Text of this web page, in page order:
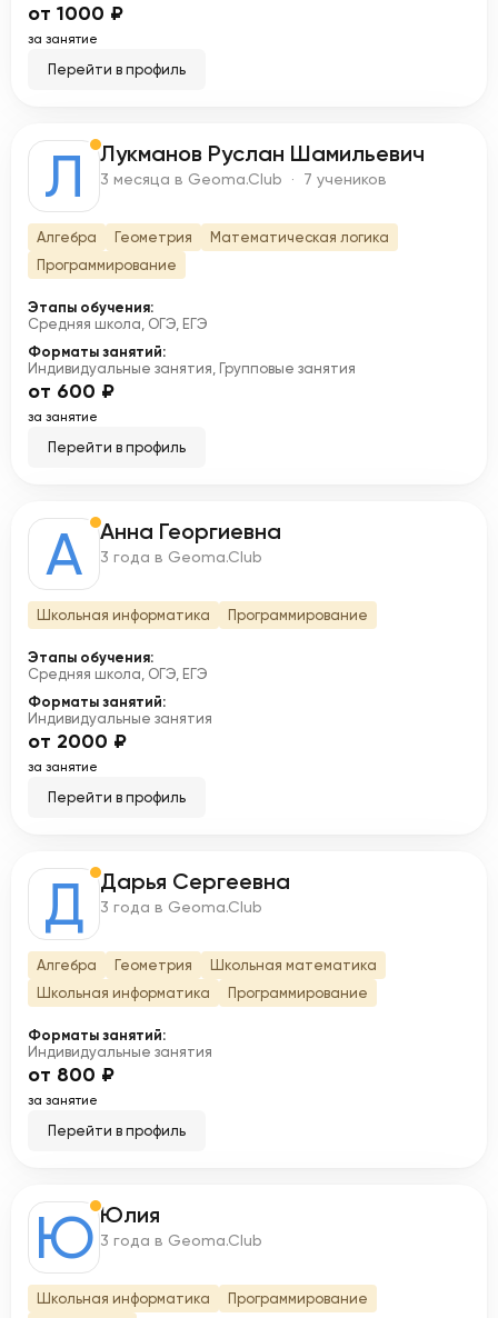
от 1000 ₽
за занятие
Перейти в профиль
Л Лукманов Руслан Шамильевич
3 месяца в Geoma.Club · 7 учеников
Алгебра Геометрия
Математическая логика
Программирование
Этапы обучения:
Средняя школа, ОГЭ, ЕГЭ
Форматы занятий:
Индивидуальные занятия, Групповые занятия
от 600 ₽
за занятие
Перейти в профиль
А Анна Георгиевна
3 года в Geoma.Club
Школьная информатика Программирование
Этапы обучения:
Средняя школа, ОГЭ, ЕГЭ
Форматы занятий:
Индивидуальные занятия
от 2000 ₽
за занятие
Перейти в профиль
Д Дарья Сергеевна
3 года в Geoma.Club
Алгебра Геометрия
Школьная математика
Школьная информатика
Программирование
Форматы занятий:
Индивидуальные занятия
от 800 ₽
за занятие
Перейти в профиль
Ю Юлия
3 года в Geoma.Club
Школьная информатика Программирование